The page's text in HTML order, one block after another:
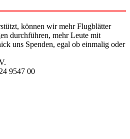
können wir mehr Flugblätter
durchführen, mehr Leute mit
uns Spenden, egal ob einmalig oder
9547 00